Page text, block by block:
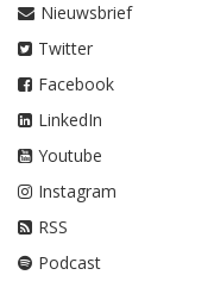
Nieuwsbrief
Twitter
Facebook
LinkedIn
Youtube
Instagram
RSS
Podcast